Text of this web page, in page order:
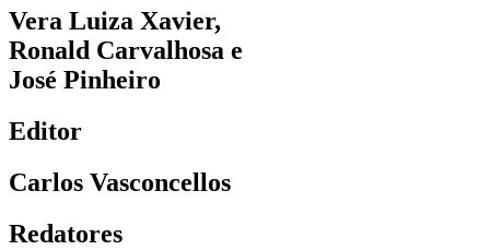
Vera Luiza Xavier,
Ronald Carvalhosa e
José Pinheiro
Editor
Carlos Vasconcellos
Redatores